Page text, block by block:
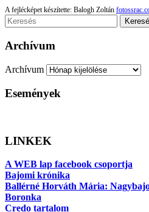
A fejlécképet készítette: Balogh Zoltán
Archívum
Archívum
Események
LINKEK
A WEB lap facebook csoportja
Bajomi krónika
Ballérné Horváth Mária:
Boronka
Credo tartalom